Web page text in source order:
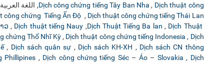
اللغة العربية ,Dịch công chứng tiếng Tây Ban Nha , Dịch thuật công
công chứng Tiếng Ấn Độ , Dịch thuật công chứng tiếng Thái Lan
ວ , Dịch thuật tiếng Nauy ,Dịch Thuật Tiếng Ba lan , Dịch Thuật
chứng Thổ Nhĩ Kỳ, Dịch thuật công chứng tiếng Indonesia , Dịch
, Dịch sách quân sự , Dịch sách KH-XH , Dịch sách CN thông
Phillipines , Dịch công chứng tiếng Séc – Áo – Slovakia , Dịch